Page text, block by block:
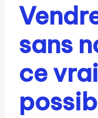
sans
ce